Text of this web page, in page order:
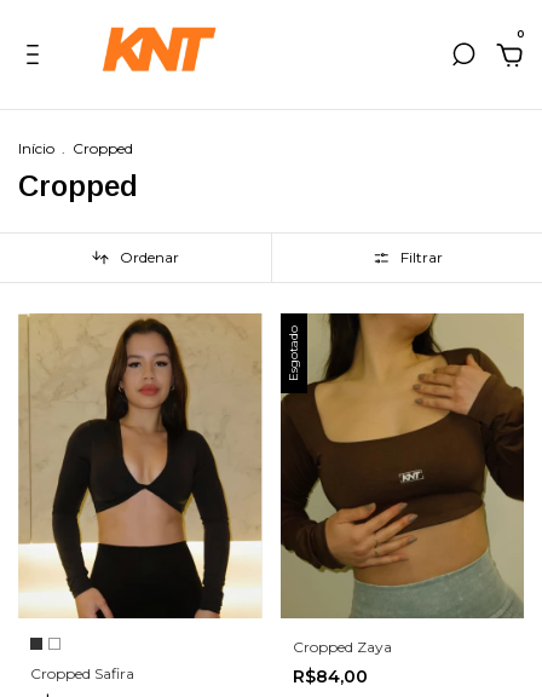
0
Início . Cropped
Cropped
Ordenar Filtrar
Cropped Safira
Esgotado
Cropped Zaya
R$84,00